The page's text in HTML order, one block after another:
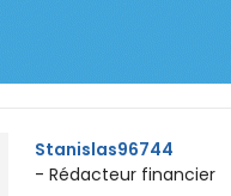
Stanislas96744
- Rédacteur financier